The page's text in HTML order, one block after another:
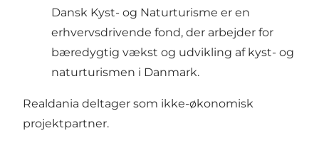
Dansk Kyst- og Naturturisme er en
erhvervsdrivende fond, der arbejder for
bæredygtig vækst og udvikling af kyst- og
naturturismen i Danmark.
Realdania deltager som ikke-økonomisk
projektpartner.